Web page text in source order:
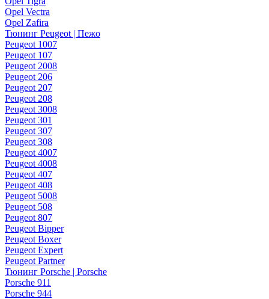
Opel Vectra
Opel Zafira
Тюнинг Peugeot | Пежо
Peugeot 1007
Peugeot 107
Peugeot 2008
Peugeot 206
Peugeot 207
Peugeot 208
Peugeot 3008
Peugeot 301
Peugeot 307
Peugeot 308
Peugeot 4007
Peugeot 4008
Peugeot 407
Peugeot 408
Peugeot 5008
Peugeot 508
Peugeot 807
Peugeot Bipper
Peugeot Boxer
Peugeot Expert
Peugeot Partner
Тюнинг Porsche | Porsche
Porsche 911
Porsche 944